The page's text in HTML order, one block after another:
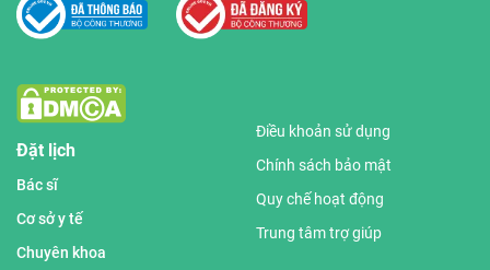
Đặt lịch
Bác sĩ
Cơ sở y tế
Chuyên khoa
Điều khoản sử dụng
Chính sách bảo mật
Quy chế hoạt động
Trung tâm trợ giúp